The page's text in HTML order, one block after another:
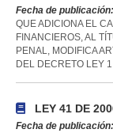
Fecha de publicación:
QUE ADICIONA EL
FINANCIEROS, AL
PENAL, MODIFICA
DEL DECRETO LEY
LEY 41 DE
Fecha de publicación: